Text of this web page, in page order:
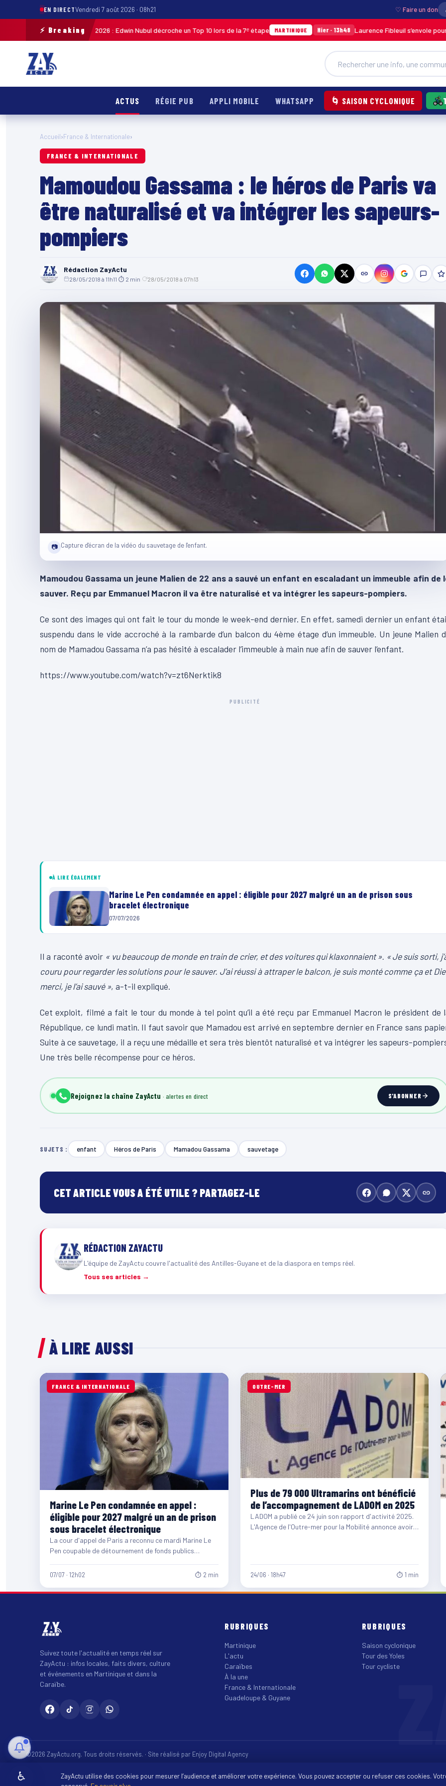
EN DIRECTVendredi 7 août 2026 · 08h21 ♡ Faire un don
⚡ Breaking
de Guadeloupe 2026 : Edwin Nubul décroche un Top 10 lors de la 7ᵉ étape MARTINIQUE Hier · 13h48 Laurence Fibleuil s’envole pour
ACTUS RÉGIE PUB APPLI MOBILE WHATSAPP 🌀 SAISON CYCLONIQUE
Accueil›France & Internationale›
FRANCE & INTERNATIONALE
Mamoudou Gassama : le héros de Paris va
être naturalisé et va intégrer les sapeurs-
pompiers
Rédaction ZayActu
28/05/2018 à 11h11 ⏱ 2 min 28/05/2018 à 07h13
📷 Capture d'écran de la vidéo du sauvetage de l'enfant.
Mamoudou Gassama un jeune Malien de 22 ans a sauvé un enfant en escaladant un immeuble afin de
sauver. Reçu par Emmanuel Macron il va être naturalisé et va intégrer les sapeurs-pompiers.
Ce sont des images qui ont fait le tour du monde le week-end dernier. En effet, samedi dernier un enfant
suspendu dans le vide accroché à la rambarde d’un balcon du 4ème étage d’un immeuble. Un jeune Malien
nom de Mamadou Gassama n’a pas hésité à escalader l’immeuble à main nue afin de sauver l’enfant.
https://www.youtube.com/watch?v=zt6Nerktik8
PUBLICITÉ
À LIRE ÉGALEMENT
Marine Le Pen condamnée en appel : éligible pour 2027 malgré un an de prison sous
bracelet électronique
07/07/2026
Il a raconté avoir « vu beaucoup de monde en train de crier, et des voitures qui klaxonnaient ». « Je suis sorti,
couru pour regarder les solutions pour le sauver. J’ai réussi à attraper le balcon, je suis monté comme ça et
merci, je l’ai sauvé », a-t-il expliqué.
Cet exploit, filmé a fait le tour du monde à tel point qu’il a été reçu par Emmanuel Macron le président de
République, ce lundi matin. Il faut savoir que Mamadou est arrivé en septembre dernier en France sans
Suite à ce sauvetage, il a reçu une médaille et sera très bientôt naturalisé et va intégrer les sapeurs-
Une très belle récompense pour ce héros.
Rejoignez la chaîne ZayActu S'ABONNER
SUJETS : enfant Héros de Paris Mamadou Gassama sauvetage
CET ARTICLE VOUS A ÉTÉ UTILE ? PARTAGEZ-LE
RÉDACTION ZAYACTU
L'équipe de ZayActu couvre l'actualité des Antilles-Guyane et de la diaspora en temps réel.
Tous ses articles →
À LIRE AUSSI
FRANCE & INTERNATIONALE
Marine Le Pen condamnée en appel :
éligible pour 2027 malgré un an de prison
sous bracelet électronique
La cour d'appel de Paris a reconnu ce mardi Marine Le
Pen coupable de détournement de fonds publics…
07/07 · 12h02 ⏱ 2 min
OUTRE-MER
Plus de 79 000 Ultramarins ont bénéficié
de l’accompagnement de LADOM en 2025
LADOM a publié ce 24 juin son rapport d'activité 2025.
L'Agence de l'Outre-mer pour la Mobilité annonce avoir…
24/06 · 18h47 ⏱ 1 min
Suivez toute l'actualité en temps réel sur
ZayActu : infos locales, faits divers, culture
et événements en Martinique et dans la
Caraïbe.
RUBRIQUES
Martinique
L'actu
Caraïbes
À la une
France & Internationale
Guadeloupe & Guyane
RUBRIQUES
Saison cyclonique
Tour des Yoles
Tour cycliste
©2026 ZayActu.org. Tous droits réservés. · Site réalisé par Enjoy Digital Agency
♿
ZayActu utilise des cookies pour mesurer l’audience et améliorer votre expérience. Vous pouvez accepter ou refuser ces cookies.